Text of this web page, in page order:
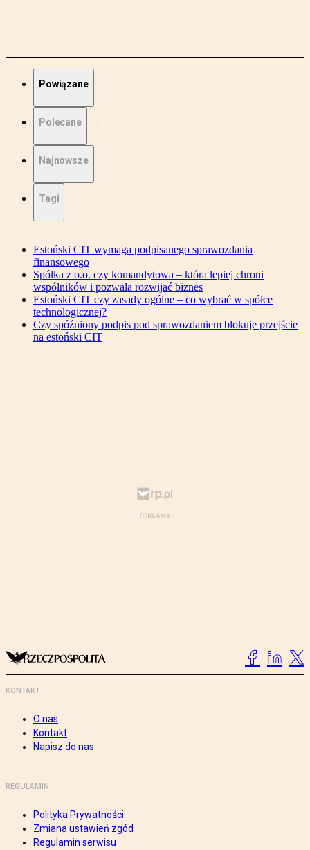
Powiązane
Polecane
Najnowsze
Tagi
Estoński CIT wymaga podpisanego sprawozdania
finansowego
Spółka z o.o. czy komandytowa – która lepiej chroni
wspólników i pozwala rozwijać biznes
Estoński CIT czy zasady ogólne – co wybrać w spółce
technologicznej?
Czy spóźniony podpis pod sprawozdaniem blokuje przejście
na estoński CIT
KONTAKT
O nas
Kontakt
Napisz do nas
REGULAMIN
Polityka Prywatności
Zmiana ustawień zgód
Regulamin serwisu